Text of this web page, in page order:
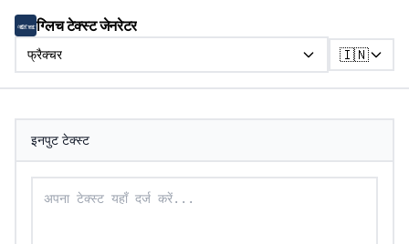
ग्लिच टेक्स्ट जेनरेटर
फ्रैक्चर 🇮🇳
इनपुट टेक्स्ट
फ्रैक्चर टेक्स्ट में बदलने के लिए अपना टेक्स्ट दर्ज करें